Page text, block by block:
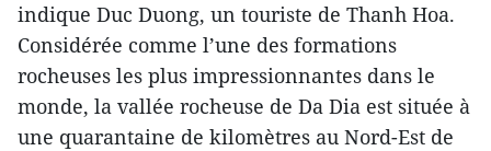
indique Duc Duong, un touriste de Thanh Hoa.
Considérée comme l’une des formations
rocheuses les plus impressionnantes dans le
monde, la vallée rocheuse de Da Dia est située à
une quarantaine de kilomètres au Nord-Est de